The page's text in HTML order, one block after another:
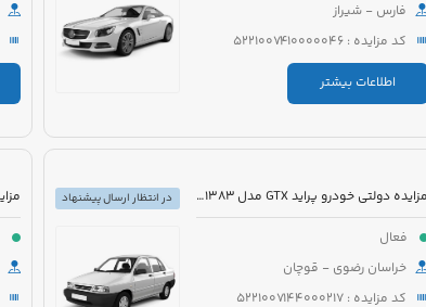
فارس - شیراز
کد مزایده : 5221007410000046
اطلاعات بیشتر
مزایده دولتی خودرو پراید GTX مدل 1383 رنگ سفید
فعال
خراسان رضوی - قوچان
کد مزایده : 5221007144000217
در انتظار ارسال پیشنهاد